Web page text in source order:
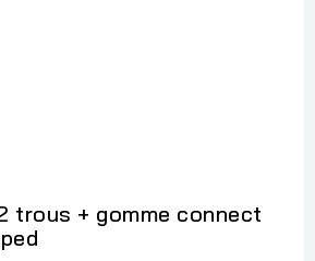
trous + gomme connect